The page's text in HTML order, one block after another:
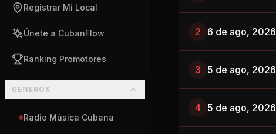
Registrar Mi Local
Únete a CubanFlow
Ranking Promotores
GÉNEROS
Radio Música Cubana
2 6 de ago, 2026
3 5 de ago, 2026
4 5 de ago, 2026